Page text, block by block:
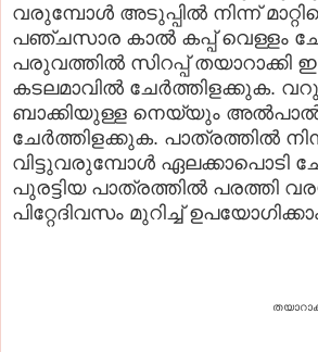
വരുമ്പോള്‍ അടുപ്പില്‍ നിന്ന്
പഞ്ചസാര കാല്‍ കപ്പ് വെള്ളം
പരുവത്തില്‍ സിറപ്പ് തയാറാക്കി
കടലമാവില്‍ ചേര്‍ത്തിളക്കുക.
ബാക്കിയുള്ള നെയ്യും
ചേര്‍ത്തിളക്കുക. പാത്രത്തില്‍
വിട്ടുവരുമ്പോള്‍ ഏലക്കാപൊടി
പുരട്ടിയ പാത്രത്തില്‍ പരത്തി
പിറ്റേദിവസം മുറിച്ച്